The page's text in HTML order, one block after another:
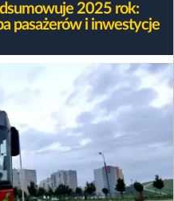
2025 rok:
pasażerów i inwestycje